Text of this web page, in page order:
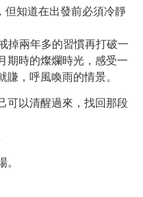
知道在出發前必須冷靜
掉兩年多的習慣再打破一
期時的燦爛時光，感受一
，呼風喚雨的情景。
可以清醒過來，找回那段